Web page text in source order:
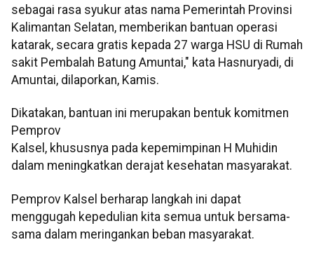
sebagai rasa syukur atas nama Pemerintah Provinsi
Kalimantan Selatan, memberikan bantuan operasi
katarak, secara gratis kepada 27 warga HSU di Rumah
sakit Pembalah Batung Amuntai," kata Hasnuryadi, di
Amuntai, dilaporkan, Kamis.
Dikatakan, bantuan ini merupakan bentuk komitmen
Pemprov
​​​Kalsel, khususnya pada kepemimpinan H Muhidin
dalam meningkatkan derajat kesehatan masyarakat.
Pemprov Kalsel berharap langkah ini dapat
menggugah kepedulian kita semua untuk bersama-
sama dalam meringankan beban masyarakat.